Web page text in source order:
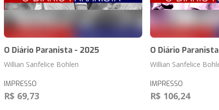
O Diário Paranista - 2025
Willian Sanfelice Bohlen
IMPRESSO
R$ 69,73
O Diário
Willian Sanfelice
IMPRESSO
R$ 106,24